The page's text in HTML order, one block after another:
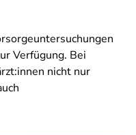
Verfügung. Bei
nicht nur